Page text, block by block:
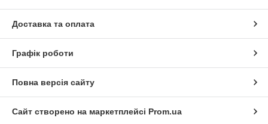
Доставка та оплата
Графік роботи
Повна версія сайту
Сайт створено на маркетплейсі Prom.ua